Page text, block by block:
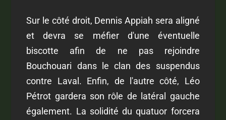
Sur le côté droit, Dennis Appiah sera aligné
et devra se méfier d'une éventuelle
biscotte afin de ne pas rejoindre
Bouchouari dans le clan des suspendus
contre Laval. Enfin, de l'autre côté, Léo
Pétrot gardera son rôle de latéral gauche
également. La solidité du quatuor forcera